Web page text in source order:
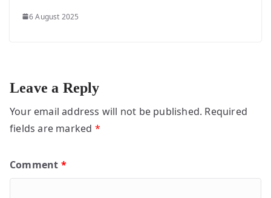
6 August 2025
Leave a Reply
Your email address will not be published. Required
fields are marked *
Comment *